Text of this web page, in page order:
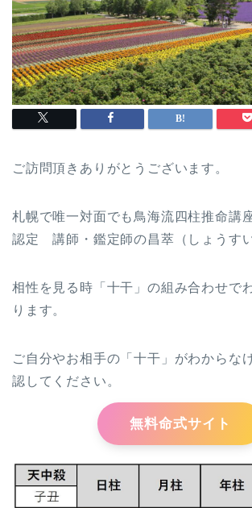
ご訪問頂きありがとうございます。
札幌で唯一対面でも鳥海流四柱推命講
認定 講師・鑑定師の昌萃（しょうすい
相性を見る時「十干」の組み合わせで
ります。
ご自分やお相手の「十干」がわからな
認してください。
無料命式サイト